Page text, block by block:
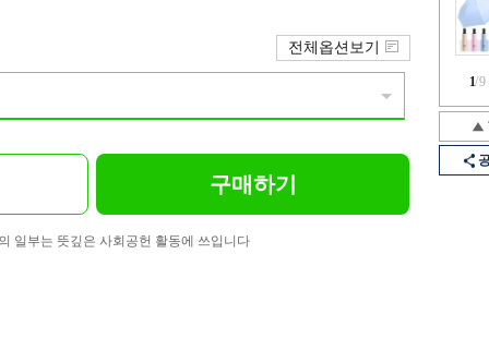
1/9
전체옵션보기
구매하기
일부는 뜻깊은 사회공헌 활동에 쓰입니다